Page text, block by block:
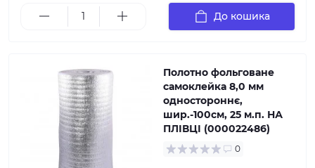
До кошика
Полотно фольговане
самоклейка 8,0 мм
одностороннє,
шир.-100см, 25 м.п. НА
ПЛІВЦІ (000022486)
0